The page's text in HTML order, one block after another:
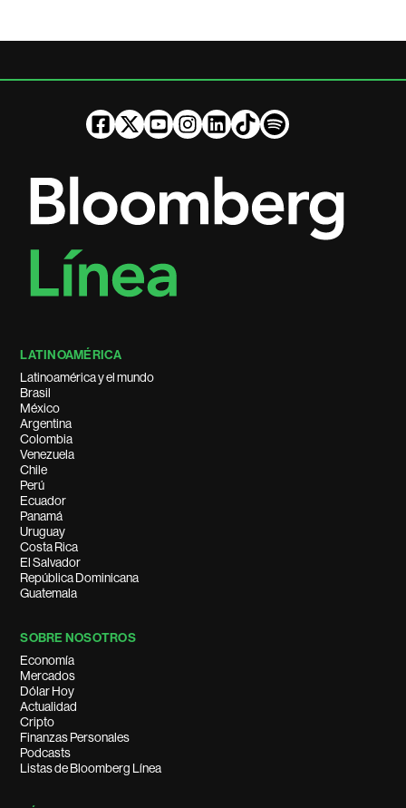
LATINOAMÉRICA
Latinoamérica y el mundo
Brasil
México
Argentina
Colombia
Venezuela
Chile
Perú
Ecuador
Panamá
Uruguay
Costa Rica
El Salvador
República Dominicana
Guatemala
SOBRE NOSOTROS
Economía
Mercados
Dólar Hoy
Actualidad
Cripto
Finanzas Personales
Podcasts
Listas de Bloomberg Línea